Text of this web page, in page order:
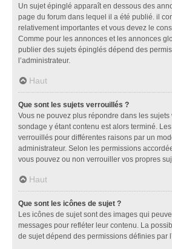
Un sujet épinglé apparaît en dessous des
page du forum dans lequel il a été publié. il
relativement importantes et vous devez le
Comme pour les annonces et les annonces
publier des sujets épinglés dépend des
l’administrateur.
Haut
Que sont les sujets verrouillés ?
Vous ne pouvez plus répondre dans les sujets
sondage y étant contenu est alors terminé.
verrouillés pour différentes raisons par un
administrateur. Selon les permissions
vous pouvez ou non verrouiller vos propres
Haut
Que sont les icônes de sujet ?
Les icônes de sujet sont des images qui
messages pour refléter leur contenu. La
de sujet dépend des permissions définies par